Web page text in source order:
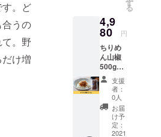
。ど
うの
。野
け増
す
る
4,9
80 円
ちりめ
ん山椒
500gを
お届け
しま
す。 ※
送料込
みのお
値段で
す。
支援
者：
0人
お届
け予
定：
2021